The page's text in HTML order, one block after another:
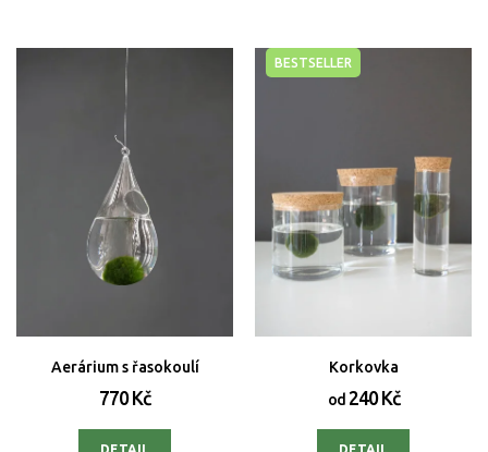
Aerárium s řasokoulí
770 Kč
BESTSELLER
Korkovka
od240 Kč